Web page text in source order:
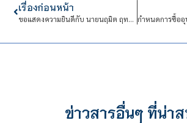
เรื่องก่อนหน้า
ขอแสดงความยินดีกับ นายนฤมิต ฤทธิกุล นักศึกษาสาขาวิชาเมคคาทรอนิกส์และหุ่นยนต์ในแข่งขันรายการปั่นจักรยาน
ข่าวสารอื่นๆ ที่น่าส